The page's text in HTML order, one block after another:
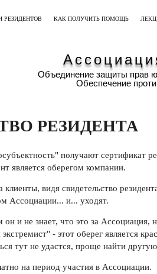
РЕЗИДЕНТОВ КАК ПОЛУЧИТЬ ПОМОЩЬ
Объединение защиты прав
Обеспечение
РЕЗИДЕНТА
получают сертификат
является оберегом компании.
видя свидетельство
Ассоциации... и... уходят.
он и не знает, что это за Ассоциация,
- этот оберег является
тут не удастся, проще найти
на период участия в Ассоциации.